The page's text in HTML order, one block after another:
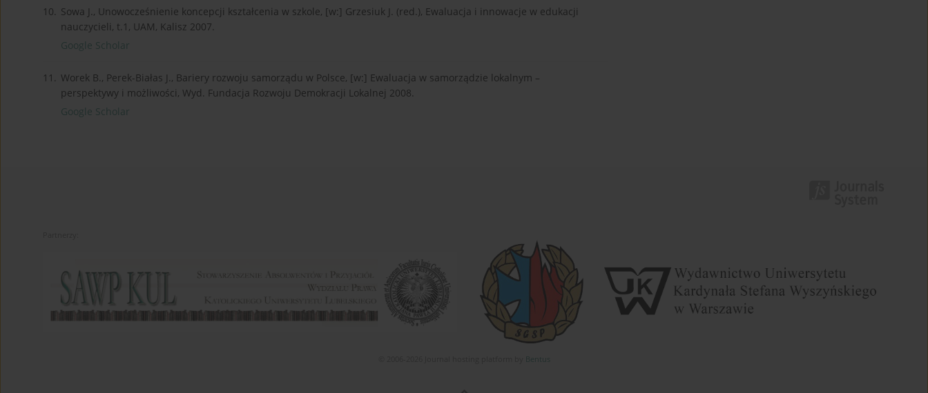
10. Sowa J., Unowocześnienie koncepcji kształcenia w szkole, [w:] Grzesiuk J. (red.), Ewaluacja i innowacje w edukacji
nauczycieli, t.1, UAM, Kalisz 2007.
Google Scholar
11. Worek B., Perek-Białas J., Bariery rozwoju samorządu w Polsce, [w:] Ewaluacja w samorządzie lokalnym –
perspektywy i możliwości, Wyd. Fundacja Rozwoju Demokracji Lokalnej 2008.
Google Scholar
Bentus